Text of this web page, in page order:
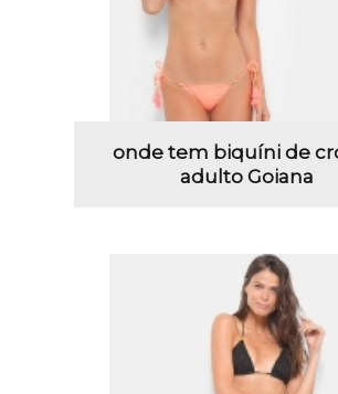
onde tem biquíni de
adulto Goiana